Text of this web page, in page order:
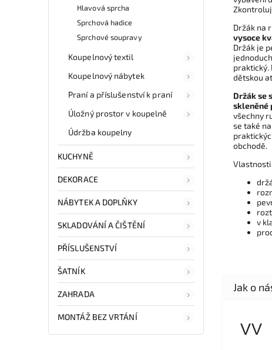
Hlavová sprcha
Sprchová hadice
Sprchové soupravy
Koupelnový textil
Koupelnový nábytek
Praní a příslušenství k praní
Úložný prostor v koupelně
Údržba koupelny
KUCHYNĚ
DEKORACE
NÁBYTEK A DOPLŇKY
SKLADOVÁNÍ A ČIŠTĚNÍ
PŘÍSLUŠENSTVÍ
ŠATNÍK
ZAHRADA
MONTÁŽ BEZ VRTÁNÍ
Držák na
vysoce
Držák je
praktický.
dětskou
Držák se
skleněné
všechny
se také
obchodě.
v
VV